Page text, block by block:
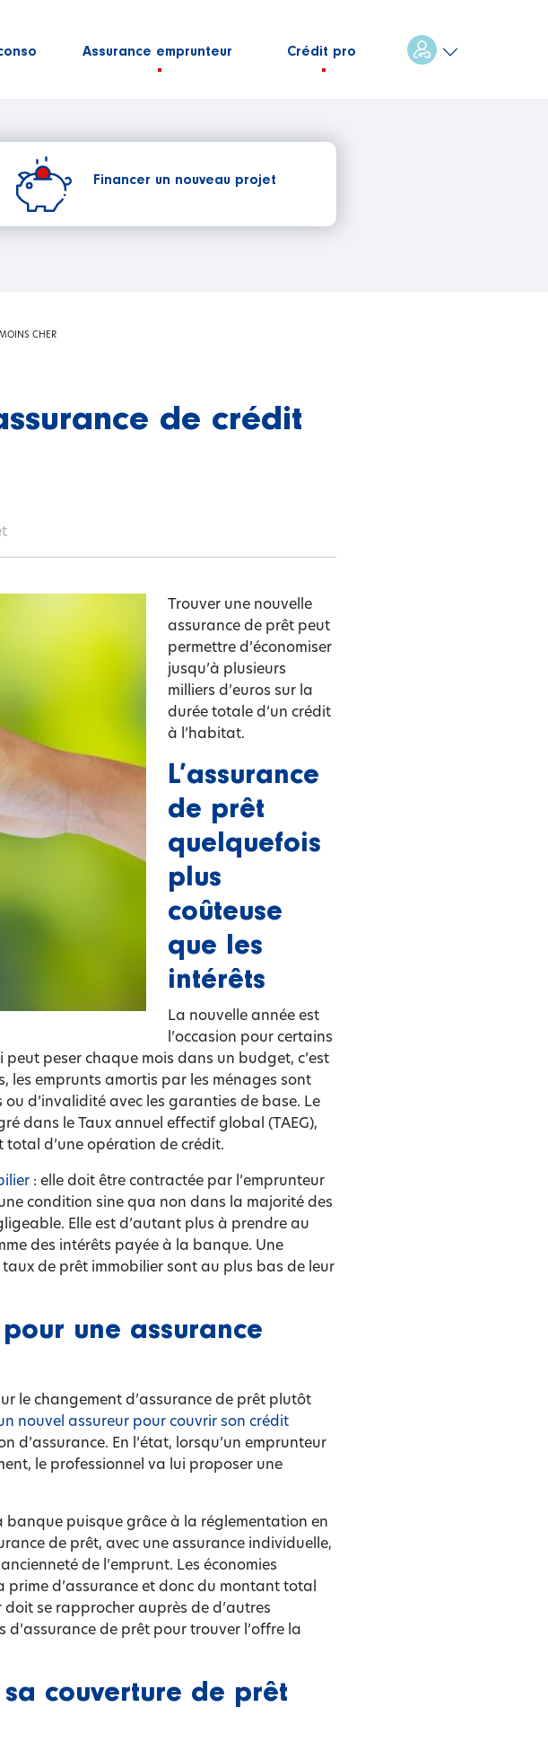
Assurance emprunteur Crédit pro
Financer un nouveau projet
CHER
de crédit
Trouver une nouvelle
assurance de prêt peut
permettre d’économiser
jusqu’à plusieurs
milliers d’euros sur la
durée totale d’un crédit
à l’habitat.
L’assurance
de prêt
quelquefois
plus
coûteuse
que les
intérêts
La nouvelle année est
l’occasion pour certains
peser chaque mois dans un budget, c’est
les emprunts amortis par les ménages sont
d’invalidité avec les garanties de base. Le
dans le Taux annuel effectif global (TAEG),
total d’une opération de crédit.
: elle doit être contractée par l’emprunteur
condition sine qua non dans la majorité des
Elle est d’autant plus à prendre au
des intérêts payée à la banque. Une
de prêt immobilier sont au plus bas de leur
une assurance
le changement d’assurance de prêt plutôt
nouvel assureur pour couvrir son crédit
d’assurance. En l’état, lorsqu’un emprunteur
le professionnel va lui proposer une
banque puisque grâce à la réglementation en
de prêt, avec une assurance individuelle,
de l’emprunt. Les économies
d’assurance et donc du montant total
se rapprocher auprès de d’autres
de prêt pour trouver l’offre la
couverture de prêt